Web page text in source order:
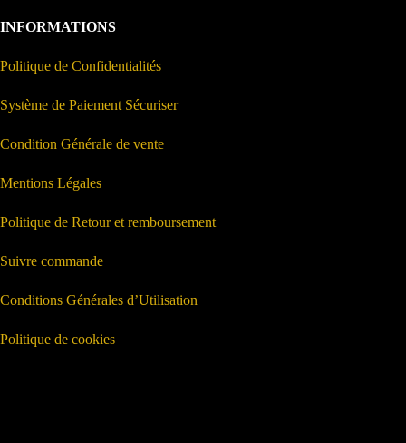
INFORMATIONS
Politique de Confidentialités
Système de Paiement Sécuriser
Condition Générale de vente
Mentions Légales
Politique de Retour et remboursement
Suivre commande
Conditions Générales d’Utilisation
Politique de cookies